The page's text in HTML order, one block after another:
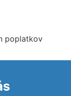
poplatkov